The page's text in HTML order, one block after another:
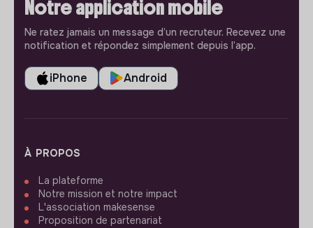
Notre application mobile
Ne ratez jamais un message d’un recruteur. Recevez une
notification et répondez simplement depuis l’app.
iPhone Android
À PROPOS
La plateforme
Notre mission et notre impact
L'association makesense
Proposition de partenariat